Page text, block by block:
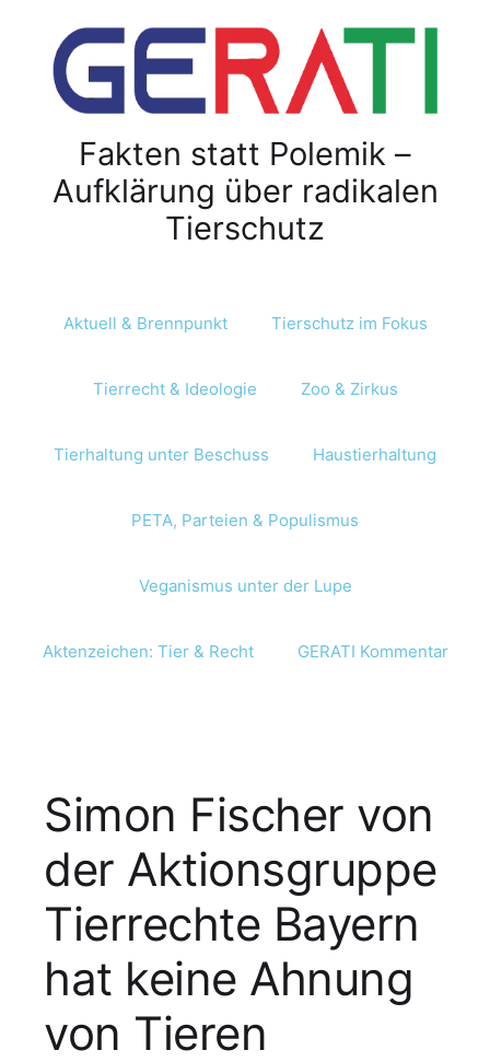
Fakten statt Polemik –
Aufklärung über radikalen
Tierschutz
Aktuell & Brennpunkt Tierschutz im Fokus
Tierrecht & Ideologie Zoo & Zirkus
Tierhaltung unter Beschuss Haustierhaltung
PETA, Parteien & Populismus
Veganismus unter der Lupe
Aktenzeichen: Tier & Recht GERATI Kommentar
Simon Fischer von
der Aktionsgruppe
Tierrechte Bayern
hat keine Ahnung
von Tieren